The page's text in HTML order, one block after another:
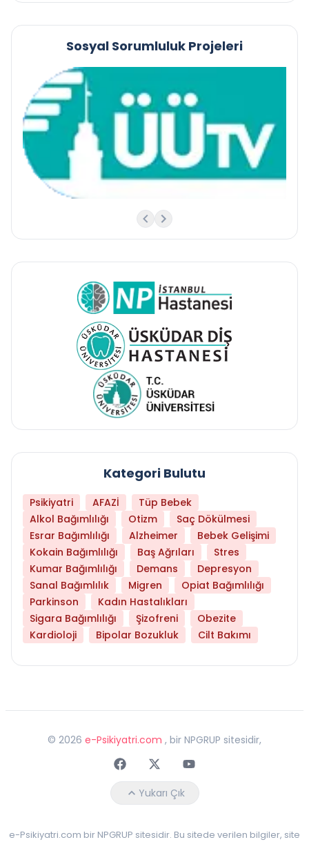
Sosyal Sorumluluk Projeleri
Kategori Bulutu
Psikiyatri AFAZİ
Tüp Bebek
Alkol Bağımlılığı
Otizm
Saç Dökülmesi
Esrar Bağımlılığı
Alzheimer
Bebek Gelişimi
Kokain Bağımlılığı
Baş Ağrıları
Stres
Kumar Bağımlılığı
Demans
Depresyon
Sanal Bağımlılık
Migren
Opiat Bağımlılığı
Parkinson
Kadın Hastalıkları
Sigara Bağımlılığı
Şizofreni
Obezite
Kardioloji
Bipolar Bozukluk Cilt Bakımı
© 2026 e-Psikiyatri.com , bir NPGRUP sitesidir,
FaceebokTwitterYoutube
Yukarı Çık
e-Psikiyatri.com bir NPGRUP sitesidir. Bu sitede verilen bilgiler, site